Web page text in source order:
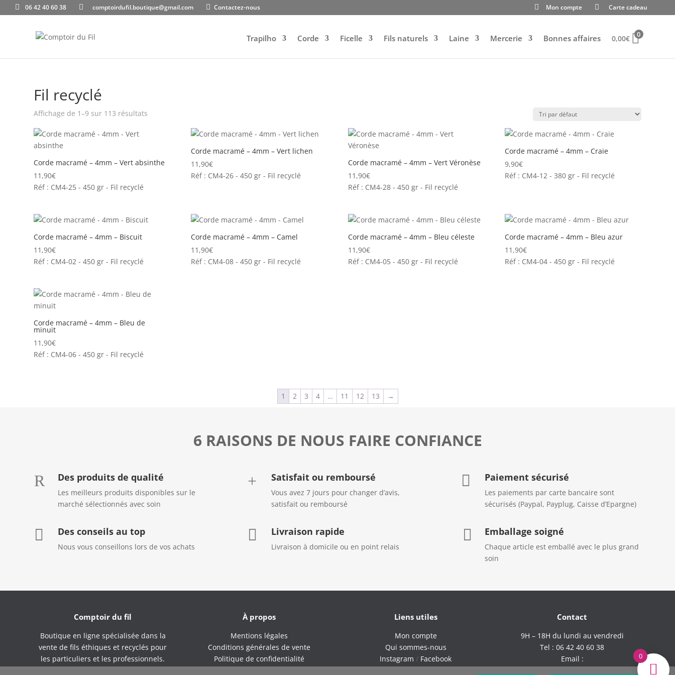
06 42 40 60 38 comptoirdufil.boutique@gmail.com Contactez-nous Carte cadeau
Mon compte
Trapilho Corde Ficelle Fils naturels Laine Mercerie Bonnes affaires 0,00€ 0
Fil recyclé
Affichage de 1–9 sur 113 résultats
Corde macramé – 4mm – Vert absinthe
11,90€
Réf : CM4-25 - 450 gr - Fil recyclé
Corde macramé – 4mm – Vert lichen
11,90€
Réf : CM4-26 - 450 gr - Fil recyclé
Corde macramé – 4mm – Vert Véronèse
11,90€
Réf : CM4-28 - 450 gr - Fil recyclé
Corde macramé – 4mm – Craie
9,90€
Réf : CM4-12 - 380 gr - Fil recyclé
Corde macramé – 4mm – Biscuit
11,90€
Réf : CM4-02 - 450 gr - Fil recyclé
Corde macramé – 4mm – Camel
11,90€
Réf : CM4-08 - 450 gr - Fil recyclé
Corde macramé – 4mm – Bleu céleste
11,90€
Réf : CM4-05 - 450 gr - Fil recyclé
Corde macramé – 4mm – Bleu azur
11,90€
Réf : CM4-04 - 450 gr - Fil recyclé
Corde macramé – 4mm – Bleu de
minuit
11,90€
Réf : CM4-06 - 450 gr - Fil recyclé
1 2 3 4 … 11 12 13 →
6 RAISONS DE NOUS FAIRE CONFIANCE
R Des produits de qualité
Les meilleurs produits disponibles sur le
marché sélectionnés avec soin
 Des conseils au top
Nous vous conseillons lors de vos achats
+ Satisfait ou remboursé
Vous avez 7 jours pour changer d’avis,
satisfait ou remboursé
 Livraison rapide
Livraison à domicile ou en point relais
 Paiement sécurisé
Les paiements par carte bancaire sont
sécurisés (Paypal, Payplug, Caisse d’Epargne)
 Emballage soigné
Chaque article est emballé avec le plus grand
soin
Comptoir du fil
Boutique en ligne spécialisée dans la
vente de fils éthiques et recyclés pour
les particuliers et les professionnels.
À propos
Mentions légales
Conditions générales de vente
Politique de confidentialité
Liens utiles
Mon compte
Qui sommes-nous
Instagram / Facebook
Contact
9H – 18H du lundi au vendredi
Tel : 06 42 40 60 38
Email :
0